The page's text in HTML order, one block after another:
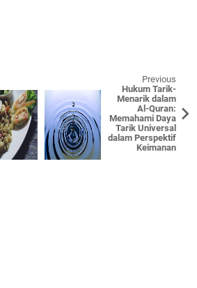
Previous
Hukum Tarik-
Menarik dalam
Al-Quran:
Memahami Daya
Tarik Universal
dalam Perspektif
Keimanan